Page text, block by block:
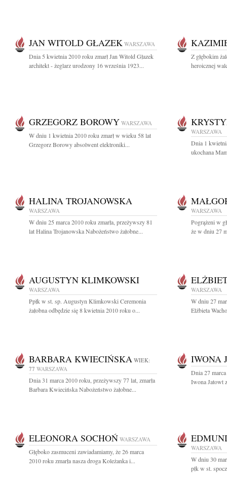
JAN WITOLD GŁAZEK WARSZAWA
Dnia 5 kwietnia 2010 roku zmarł Jan Witold Głazek
architekt - żeglarz urodzony 16 września 1923...
Z głębokim
heroicznej
GRZEGORZ BOROWY WARSZAWA
W dniu 1 kwietnia 2010 roku zmarł w wieku 58 lat
Grzegorz Borowy absolwent elektroniki...
WARSZAWA
Dnia 1
ukochana
HALINA TROJANOWSKA
WARSZAWA
W dniu 25 marca 2010 roku zmarła, przeżywszy 81
lat Halina Trojanowska Nabożeństwo żałobne...
WARSZAWA
Pogrążeni w
że w dniu 27
AUGUSTYN KLIMKOWSKI
WARSZAWA
Ppłk w st. sp. Augustyn Klimkowski Ceremonia
żałobna odbędzie się 8 kwietnia 2010 roku o...
WARSZAWA
W dniu 27
Elżbieta
BARBARA KWIECIŃSKA WIEK:
77 WARSZAWA
Dnia 31 marca 2010 roku, przeżywszy 77 lat, zmarła
Barbara Kwiecińska Nabożeństwo żałobne...
IWONA
Dnia 27
Iwona Jatowt
ELEONORA SOCHOŃ WARSZAWA
Głęboko zasmuceni zawiadamiamy, że 26 marca
2010 roku zmarła nasza droga Koleżanka i...
WARSZAWA
W dniu 30
płk w st.